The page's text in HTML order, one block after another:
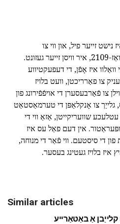
זייער פיל, און ווי צו
קאָנטראָלירן די טערמאַסטאַט וואַז-2109, איר וויסן זייער געזונט.
וואַלוו איז אָפֿן, די דעפעקטיווע
צו פאַרריכטן, וועט בלויז
צו פֿאַרבעסערן די אויפֿפֿירונג פון
גלייַך צו אָנקלאַפּן די טערמאַסטאַט
שוועריקייטן, אַזאַ ווי די
אין דעם פאַל עס איז
פון די סיסטעם. ווי פֿאַר די מנוחה,
איז בלויז געטינג בעסער.
Similar articles
קלייַבן אַ באַטאַרייע